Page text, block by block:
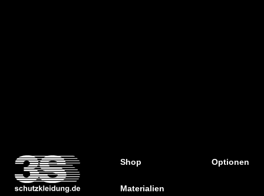
Shop Optionen
Materialien